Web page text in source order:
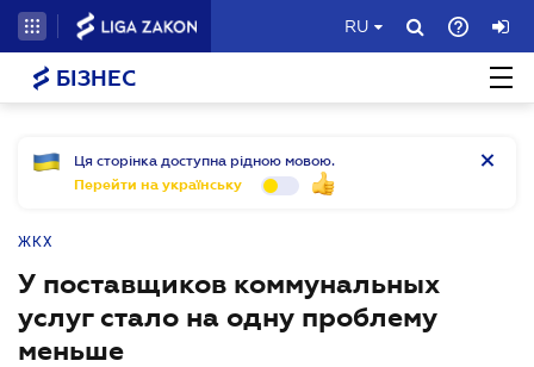
RU
БІЗНЕС
Ця сторінка доступна рідною мовою.
Перейти на українську
ЖКХ
У поставщиков коммунальных
услуг стало на одну проблему
меньше